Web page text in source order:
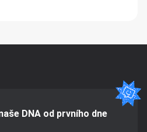
DNA od prvního dne